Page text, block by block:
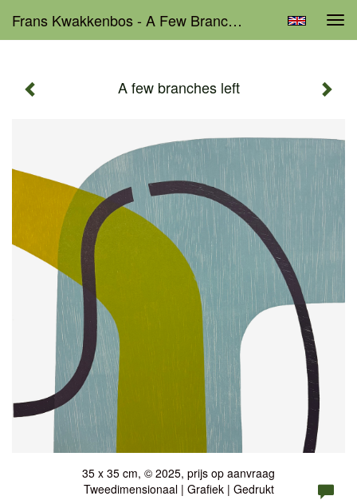
Frans Kwakkenbos - A Few Branches Left
A few branches left
35 x 35 cm, © 2025, prijs op aanvraag
Tweedimensionaal | Grafiek | Gedrukt